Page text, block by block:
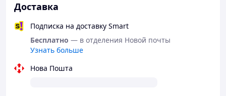
Доставка
Подписка на доставку Smart
Бесплатно — в отделения Новой почты
Узнать больше
Нова Пошта